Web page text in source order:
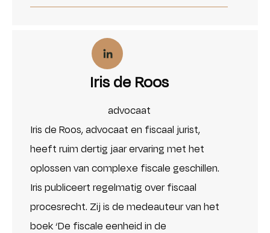
Iris de Roos
advocaat
Iris de Roos, advocaat en fiscaal jurist,
heeft ruim dertig jaar ervaring met het
oplossen van complexe fiscale geschillen.
Iris publiceert regelmatig over fiscaal
procesrecht. Zij is de medeauteur van het
boek ‘De fiscale eenheid in de